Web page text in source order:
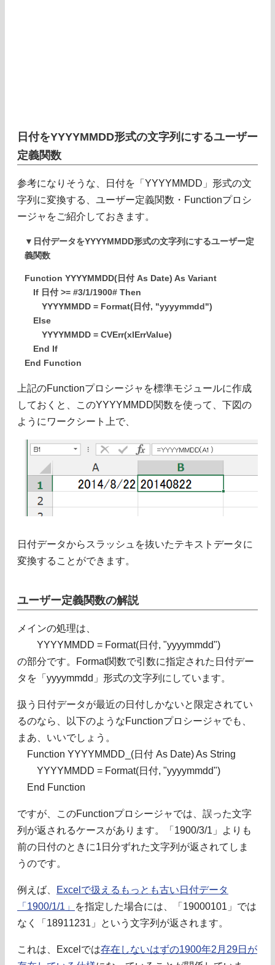
日付をYYYYMMDD形式の文字列にするユーザー
定義関数
参考になりそうな、日付を「YYYYMMDD」形式の文
字列に変換する、ユーザー定義関数・Functionプロシ
ージャをご紹介しておきます。
▼日付データをYYYYMMDD形式の文字列にするユーザー定
義関数
Function YYYYMMDD(日付 As Date) As Variant
If 日付 >= #3/1/1900# Then
YYYYMMDD = Format(日付, "yyyymmdd")
Else
YYYYMMDD = CVErr(xlErrValue)
End If
End Function
上記のFunctionプロシージャを標準モジュールに作成
しておくと、このYYYYMMDD関数を使って、下図の
ようにワークシート上で、
日付データからスラッシュを抜いたテキストデータに
変換することができます。
ユーザー定義関数の解説
メインの処理は、
YYYYMMDD = Format(日付, "yyyymmdd")
の部分です。Format関数で引数に指定された日付デー
タを「yyyymmdd」形式の文字列にしています。
扱う日付データが最近の日付しかないと限定されてい
るのなら、以下のようなFunctionプロシージャでも、
まあ、いいでしょう。
Function YYYYMMDD_(日付 As Date) As String
YYYYMMDD = Format(日付, "yyyymmdd")
End Function
ですが、このFunctionプロシージャでは、誤った文字
列が返されるケースがあります。「1900/3/1」よりも
前の日付のときに1日分ずれた文字列が返されてしま
うのです。
例えば、
Excelで扱えるもっとも古い日付データ
「1900/1/1」
を指定した場合には、「19000101」では
なく「18911231」という文字列が返されます。
これは、Excelでは存在しないはずの1900年2月29日が